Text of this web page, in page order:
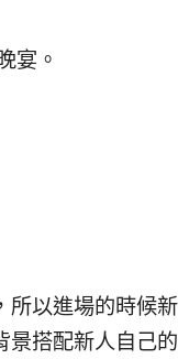
宴。
所以進場的時候新
景搭配新人自己的